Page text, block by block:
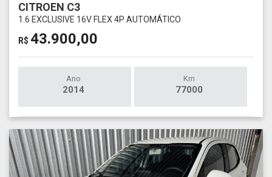
CITROEN C3
1.6 EXCLUSIVE 16V FLEX 4P AUTOMÁTICO
R$ 43.900,00
Ano
2014
Km
77000